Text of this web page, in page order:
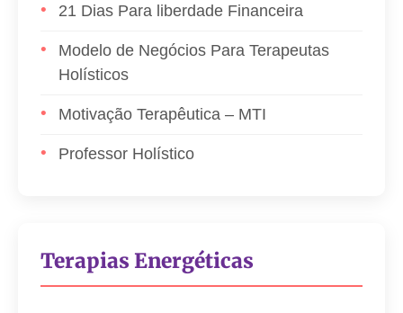
21 Dias Para liberdade Financeira
Modelo de Negócios Para Terapeutas
Holísticos
Motivação Terapêutica – MTI
Professor Holístico
Terapias Energéticas